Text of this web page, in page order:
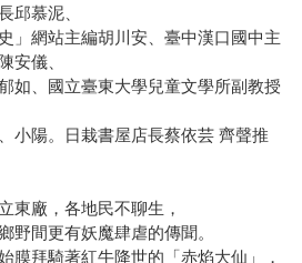
邱慕泥、
」網站主編胡川安、臺中漢口國中主
安儀、
如、國立臺東大學兒童文學所副教授
小陽。日栽書屋店長蔡依芸 齊聲推
東廠，各地民不聊生，
野間更有妖魔肆虐的傳聞。
膜拜騎著紅牛降世的「赤焰大仙」，